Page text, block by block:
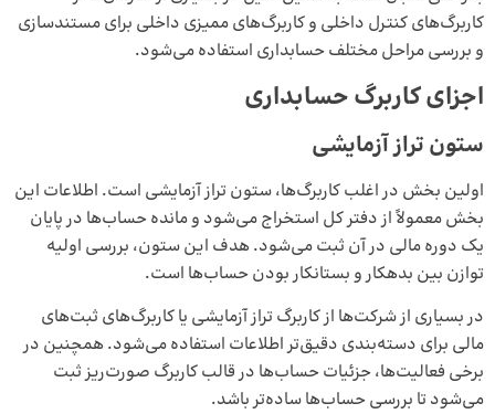
کاربرگ‌های کنترل داخلی و کاربرگ‌های ممیزی داخلی برای مستندسازی
و بررسی مراحل مختلف حسابداری استفاده می‌شود.
اجزای کاربرگ حسابداری
ستون تراز آزمایشی
اولین بخش در اغلب کاربرگ‌ها، ستون تراز آزمایشی است. اطلاعات این
بخش معمولاً از دفتر کل استخراج می‌شود و مانده حساب‌ها در پایان
یک دوره مالی در آن ثبت می‌شود. هدف این ستون، بررسی اولیه
توازن بین بدهکار و بستانکار بودن حساب‌ها است.
در بسیاری از شرکت‌ها از کاربرگ تراز آزمایشی یا کاربرگ‌های ثبت‌های
مالی برای دسته‌بندی دقیق‌تر اطلاعات استفاده می‌شود. همچنین در
برخی فعالیت‌ها، جزئیات حساب‌ها در قالب کاربرگ صورت‌ریز ثبت
می‌شود تا بررسی حساب‌ها ساده‌تر باشد.